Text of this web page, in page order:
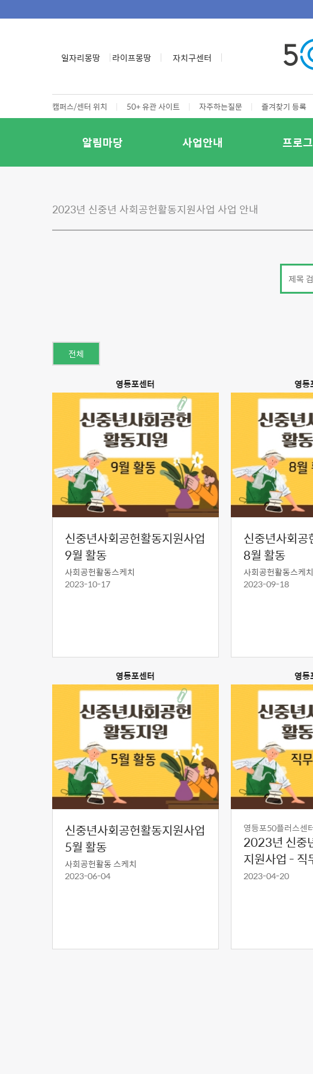
일자리몽땅 라이프몽땅 자치구센터
캠퍼스/센터 위치 | 50+ 유관 사이트 | 자주하는질문 | 즐겨찾기 등록
알림마당 사업안내 프로
2023년 신중년 사회공헌활동지원사업 사업 안내
전체
영등포센터
신중년사회공헌활동지원사업
9월 활동
사회공헌활동스케치
2023-10-17
영등
신중년사회공
8월 활동
사회공헌활동스케치
2023-09-18
영등포센터
신중년사회공헌활동지원사업
5월 활동
사회공헌활동 스케치
2023-06-04
영등
영등포50플러스센
2023년 신중
지원사업 - 직
2023-04-20